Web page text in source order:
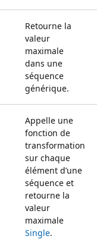
Retourne la
valeur
maximale
dans une
séquence
générique.
Appelle une
fonction de
transformation
sur chaque
élément d’une
séquence et
retourne la
valeur
maximale
Single.